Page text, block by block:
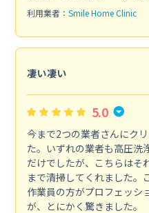
利用業者： Smile Home Clinic
凄い凄い
5.0
今まで2つの業者さんにク
た。いずれの業者も高圧洗
だけでしたが、こちらはそ
まで清掃してくれました。
作業員の方がプロフェッシ
が、とにかく驚きました。